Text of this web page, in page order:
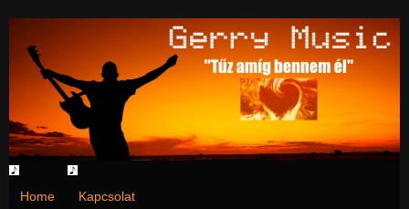
Home Kapcsolat